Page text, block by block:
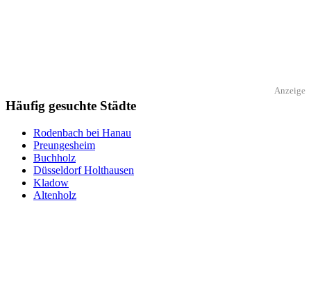
Anzeige
Häufig gesuchte Städte
Rodenbach bei Hanau
Preungesheim
Buchholz
Düsseldorf Holthausen
Kladow
Altenholz